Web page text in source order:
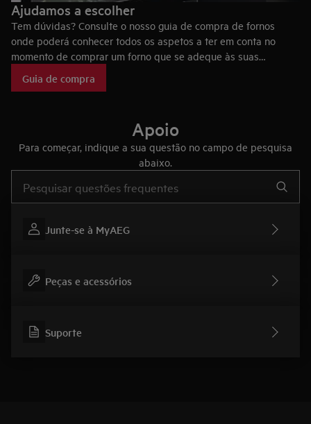
Ajudamos a escolher
Tem dúvidas? Consulte o nosso guia de compra de fornos
onde poderá conhecer todos os aspetos a ter em conta no
momento de comprar um forno que se adeque às suas
fazem deles eletrodomésticos únicos no mercado.
Guia de compra
Apoio
Para começar, indique a sua questão no campo de pesquisa
abaixo.
Junte-se à MyAEG
Peças e acessórios
Suporte